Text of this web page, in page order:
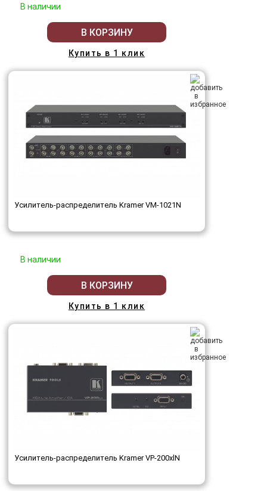
В наличии
В КОРЗИНУ
Купить в 1 клик
Усилитель-распределитель Kramer VM-1021N
В наличии
В КОРЗИНУ
Купить в 1 клик
Усилитель-распределитель Kramer VP-200xlN